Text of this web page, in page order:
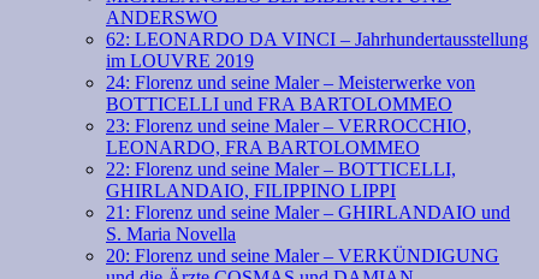
ANDERSWO
62: LEONARDO DA VINCI – Jahrhundertausstellung
im LOUVRE 2019
24: Florenz und seine Maler – Meisterwerke von
BOTTICELLI und FRA BARTOLOMMEO
23: Florenz und seine Maler – VERROCCHIO,
LEONARDO, FRA BARTOLOMMEO
22: Florenz und seine Maler – BOTTICELLI,
GHIRLANDAIO, FILIPPINO LIPPI
21: Florenz und seine Maler – GHIRLANDAIO und
S. Maria Novella
20: Florenz und seine Maler – VERKÜNDIGUNG